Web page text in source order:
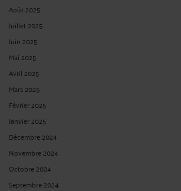
Août 2025
Juillet 2025
Juin 2025
Mai 2025
Avril 2025
Mars 2025
Février 2025
Janvier 2025
Décembre 2024
Novembre 2024
Octobre 2024
Septembre 2024